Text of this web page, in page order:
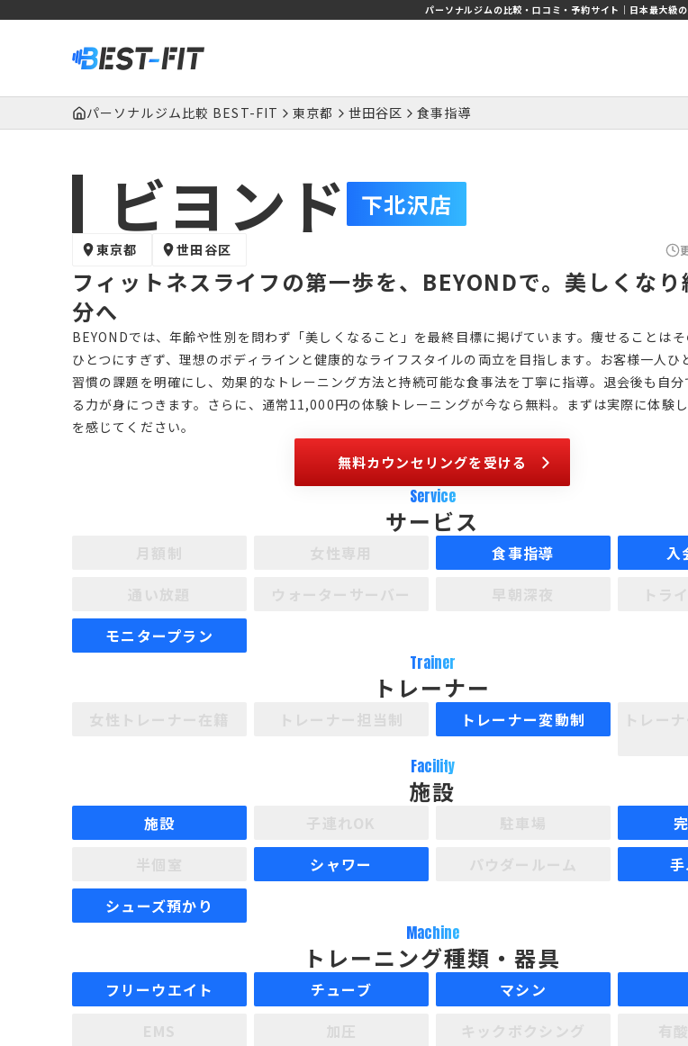
パーソナルジムの比較・口コミ・予約サイト｜日本最大級
パーソナルジム比較 BEST-FIT 東京都 世田谷区 食事指導
ビヨンド 下北沢店
東京都 世田谷区
フィットネスライフの第一歩を、BEYONDで。美しくなり
分へ
BEYONDでは、年齢や性別を問わず「美しくなること」を最終目標に掲げています。痩せることは
ひとつにすぎず、理想のボディラインと健康的なライフスタイルの両立を目指します。お客様一人ひ
習慣の課題を明確にし、効果的なトレーニング方法と持続可能な食事法を丁寧に指導。退会後も自分
る力が身につきます。さらに、通常11,000円の体験トレーニングが今なら無料。まずは実際に体験
を感じてください。
無料カウンセリングを受ける
Service
サービス
食事指導
入
モニタープラン
Trainer
トレーナー
トレーナー変動制
Facility
施設
施設
シャワー
シューズ預かり
Machine
トレーニング種類・器具
フリーウエイト チューブ マシン